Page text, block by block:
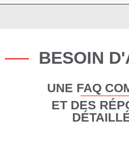
BESOIN
UNE FAQ
ET DES